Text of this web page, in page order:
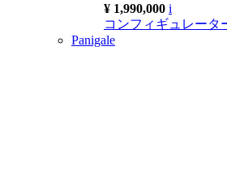
¥ 1,990,000 i
コンフィギュレータ
Panigale